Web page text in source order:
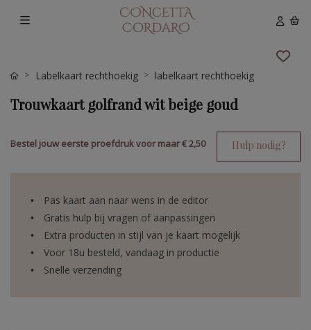
Labelkaart rechthoekig labelkaart rechthoekig
Trouwkaart golfrand wit beige goud
Bestel jouw eerste proefdruk voor maar€ 2,50 Hulp nodig?
Pas kaart aan naar wens in de editor
Gratis hulp bij vragen of aanpassingen
Extra producten in stijl van je kaart mogelijk
Voor 18u besteld, vandaag in productie
Snelle verzending